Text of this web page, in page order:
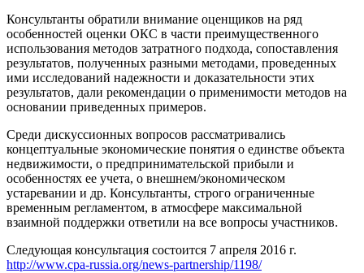
Консультанты обратили внимание оценщиков на ряд
особенностей оценки ОКС в части преимущественного
использования методов затратного подхода, сопоставления
результатов, полученных разными методами, проведенных
ими исследований надежности и доказательности этих
результатов, дали рекомендации о применимости методов на
основании приведенных примеров.
Среди дискуссионных вопросов рассматривались
концептуальные экономические понятия о единстве объекта
недвижимости, о предпринимательской прибыли и
особенностях ее учета, о внешнем/экономическом
устаревании и др. Консультанты, строго ограниченные
временным регламентом, в атмосфере максимальной
взаимной поддержки ответили на все вопросы участников.
Следующая консультация состоится 7 апреля 2016 г.
http://www.cpa-russia.org/news-partnership/1198/